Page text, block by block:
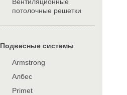
потолочные решетки
Подвесные системы
Armstrong
Албес
Primet